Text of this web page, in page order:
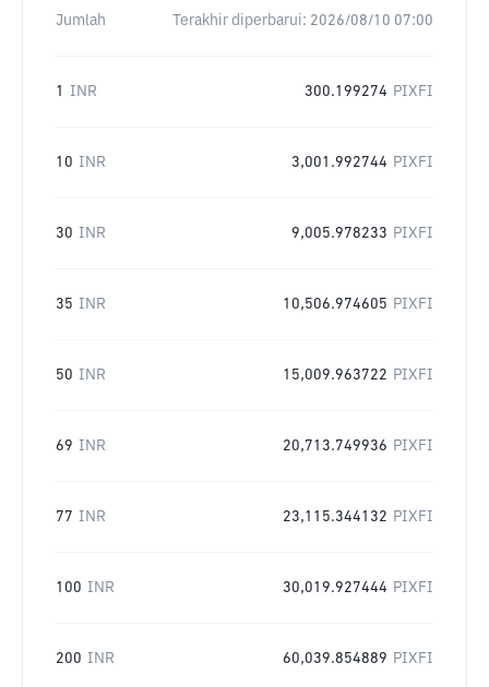
Jumlah Terakhir diperbarui: 2026/08/10 07:00
1 INR 300.199274 PIXFI
10 INR 3,001.992744 PIXFI
30 INR 9,005.978233 PIXFI
35 INR 10,506.974605 PIXFI
50 INR 15,009.963722 PIXFI
69 INR 20,713.749936 PIXFI
77 INR 23,115.344132 PIXFI
100 INR 30,019.927444 PIXFI
200 INR 60,039.854889 PIXFI